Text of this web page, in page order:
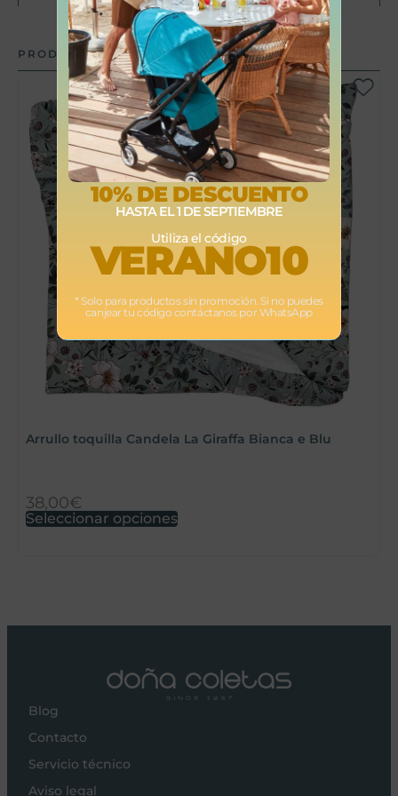
PRODUCTOS RELACIONADOS
Arrullo toquilla Candela La Giraffa Bianca e Blu
38,00€
Seleccionar opciones
Blog
Contacto
Servicio técnico
Aviso legal
10% DE DESCUENTO
HASTA EL 1 DE SEPTIEMBRE
Utiliza el código
VERANO10
* Solo para productos sin promoción. Si no puedes
canjear tu código contáctanos por WhatsApp